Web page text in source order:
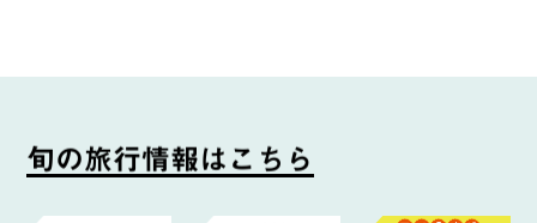
旬の旅行情報は こ ち ら